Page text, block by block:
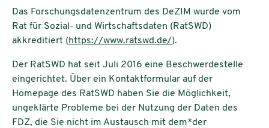
Das Forschungsdatenzentrum des DeZIM wurde vom
Rat für Sozial- und Wirtschaftsdaten (RatSWD)
akkreditiert (https://www.ratswd.de/).
Der RatSWD hat seit Juli 2016 eine Beschwerdestelle
eingerichtet. Über ein Kontaktformular auf der
Homepage des RatSWD haben Sie die Möglichkeit,
ungeklärte Probleme bei der Nutzung der Daten des
FDZ, die Sie nicht im Austausch mit dem*der